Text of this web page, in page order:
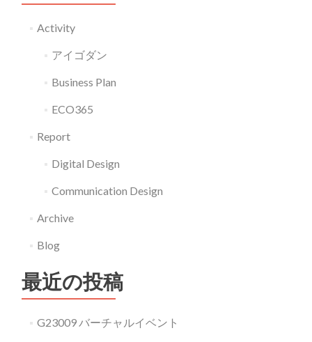
Activity
アイゴダン
Business Plan
ECO365
Report
Digital Design
Communication Design
Archive
Blog
最近の投稿
G23009 バーチャルイベント